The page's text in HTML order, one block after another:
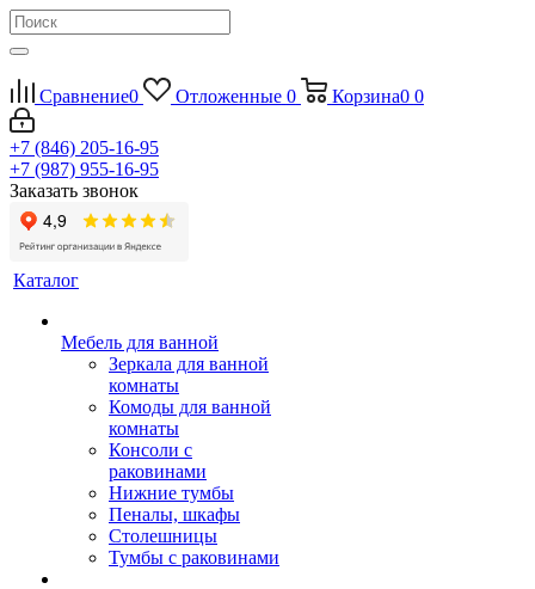
Сравнение0 Отложенные 0 Корзина0 0
+7 (846) 205-16-95
+7 (987) 955-16-95
Заказать звонок
Каталог
Мебель для ванной
Зеркала для ванной
комнаты
Комоды для ванной
комнаты
Консоли с
раковинами
Нижние тумбы
Пеналы, шкафы
Столешницы
Тумбы с раковинами